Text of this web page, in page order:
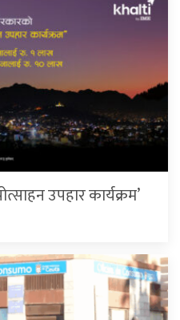
उपहार कार्यक्रम’